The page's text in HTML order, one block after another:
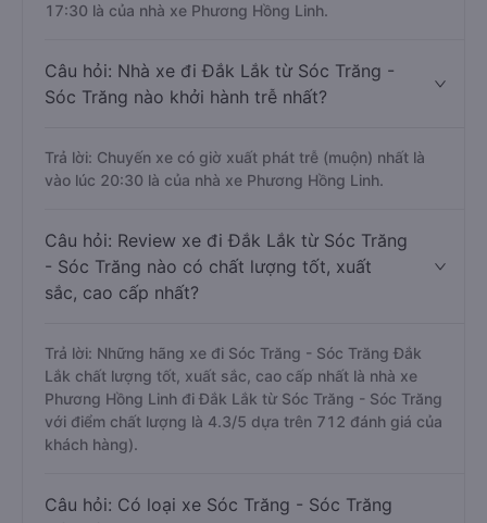
17:30 là của nhà xe Phương Hồng Linh.
Câu hỏi: Nhà xe đi Đắk Lắk từ Sóc Trăng -
Sóc Trăng nào khởi hành trễ nhất?
Trả lời: Chuyến xe có giờ xuất phát trễ (muộn) nhất là
vào lúc 20:30 là của nhà xe Phương Hồng Linh.
Câu hỏi: Review xe đi Đắk Lắk từ Sóc Trăng
- Sóc Trăng nào có chất lượng tốt, xuất
sắc, cao cấp nhất?
Trả lời: Những hãng xe đi Sóc Trăng - Sóc Trăng Đắk
Lắk chất lượng tốt, xuất sắc, cao cấp nhất là nhà xe
Phương Hồng Linh đi Đắk Lắk từ Sóc Trăng - Sóc Trăng
với điểm chất lượng là 4.3/5 dựa trên 712 đánh giá của
khách hàng).
Câu hỏi: Có loại xe Sóc Trăng - Sóc Trăng